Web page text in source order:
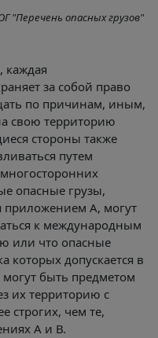
"Перечень опасных грузов"
каждая
за собой право
по причинам, иным,
свою территорию
стороны также
путем
опасные грузы,
приложением А, могут
к международным
или что опасные
которых допускается в
быть предметом
их территорию с
строгих, чем те,
А и В.